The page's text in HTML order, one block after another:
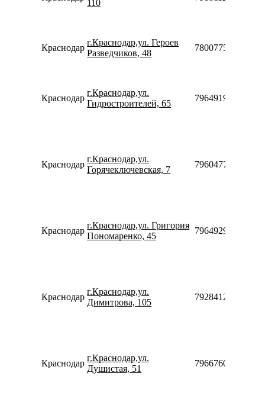
110
Краснодар
г.Краснодар,ул. Героев
Разведчиков, 48
78007753553
Краснодар
г.Краснодар,ул.
Гидростроителей, 65
79649199089
Краснодар
г.Краснодар,ул.
Горячеключевская, 7
79604773111
Краснодар
г.Краснодар,ул. Григория
Пономаренко, 45
79649295144
Краснодар
г.Краснодар,ул.
Димитрова, 105
79284124725
Краснодар
г.Краснодар,ул.
Душистая, 51
79667605027